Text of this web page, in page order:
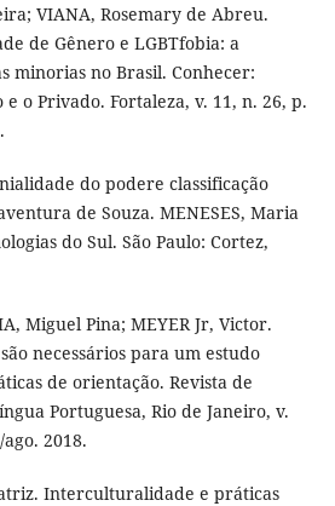
VIANA, Rosemary de Abreu.
de Gênero e LGBTfobia: a
minorias no Brasil. Conhecer:
o Privado. Fortaleza, v. 11, n. 26, p.
do podere classificação
de Souza. MENESES, Maria
do Sul. São Paulo: Cortez,
Miguel Pina; MEYER Jr, Victor.
necessários para um estudo
de orientação. Revista de
Portuguesa, Rio de Janeiro, v.
2018.
Interculturalidade e práticas